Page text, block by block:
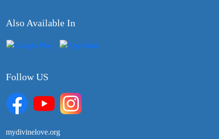
Also Available In
Follow US
mydivinelove.org